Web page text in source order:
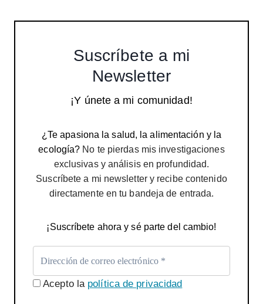
Suscríbete a mi
Newsletter
¡Y únete a mi comunidad!
¿Te apasiona la salud, la alimentación y la
ecología? No te pierdas mis investigaciones
exclusivas y análisis en profundidad.
Suscríbete a mi newsletter y recibe contenido
directamente en tu bandeja de entrada.
¡Suscríbete ahora y sé parte del cambio!
Acepto la política de privacidad